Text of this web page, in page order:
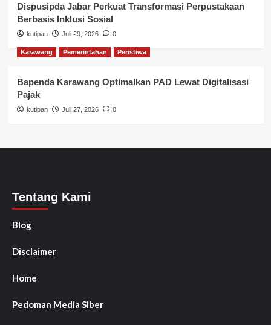
Dispusipda Jabar Perkuat Transformasi Perpustakaan
Berbasis Inklusi Sosial
kutipan Juli 29, 2026 0
Karawang Pemerintahan Peristiwa
Bapenda Karawang Optimalkan PAD Lewat Digitalisasi
Pajak
kutipan Juli 27, 2026 0
Tentang Kami
Blog
Disclaimer
Home
Pedoman Media Siber